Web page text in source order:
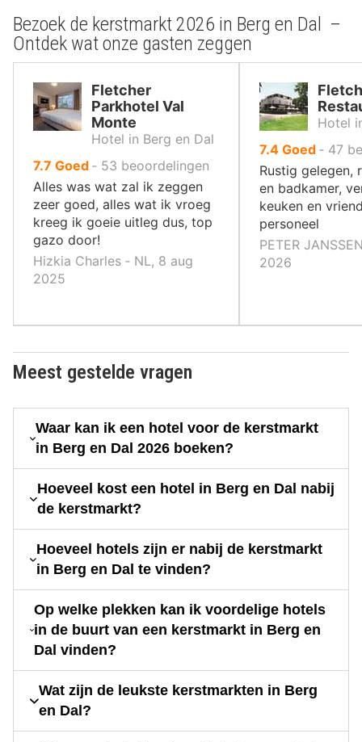
Bezoek de kerstmarkt 2026 in Berg en Dal –
Ontdek wat onze gasten zeggen
Fletcher
Parkhotel Val
Monte
Hotel in Berg en Dal
7.7 uit
10
,
Goed ‐ 53 beoordelingen
Alles was wat zal ik zeggen
zeer goed, alles wat ik vroeg
kreeg ik goeie uitleg dus, top
gazo door!
Hizkia Charles ‐ NL, 8 aug
2025
Hotel
7.4uit
10
,
Goed ‐ 47
Rustig gelegen,
en badkamer,
keuken en
personeel
PETER
2026
Meest gestelde vragen
Waar kan ik een hotel voor de kerstmarkt
in Berg en Dal 2026 boeken?
Hoeveel kost een hotel in Berg en Dal nabij
de kerstmarkt?
Hoeveel hotels zijn er nabij de kerstmarkt
in Berg en Dal te vinden?
Op welke plekken kan ik voordelige hotels
in de buurt van een kerstmarkt in Berg en
Dal vinden?
Wat zijn de leukste kerstmarkten in Berg
en Dal?